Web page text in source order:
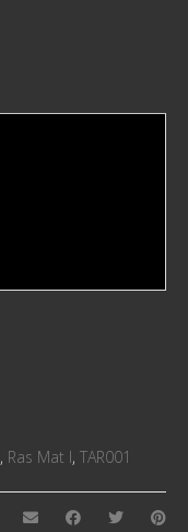
, Ras Mat I, TAR001